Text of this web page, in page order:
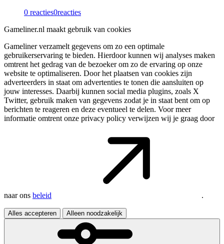
0 reacties0reacties
Gameliner.nl maakt gebruik van cookies
Gameliner verzamelt gegevens om zo een optimale
gebruikerservaring te bieden. Hierdoor kunnen wij analyses maken
omtrent het gedrag van de bezoeker om zo de ervaring op onze
website te optimaliseren. Door het plaatsen van cookies zijn
adverteerders in staat om advertenties te tonen die aansluiten op
jouw interesses. Daarbij kunnen social media plugins, zoals X
Twitter, gebruik maken van gegevens zodat je in staat bent om op
berichten te reageren en deze eventueel te delen. Voor meer
informatie omtrent onze privacy policy verwijzen wij je graag door
naar ons beleid .
Alles accepteren Alleen noodzakelijk